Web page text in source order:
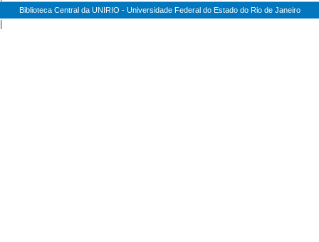
Biblioteca Central da UNIRIO - Universidade Federal do Estado do Rio de Janeiro